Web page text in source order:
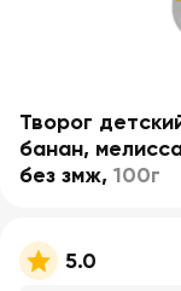
Творог
банан,
без змж, 100г
5.0